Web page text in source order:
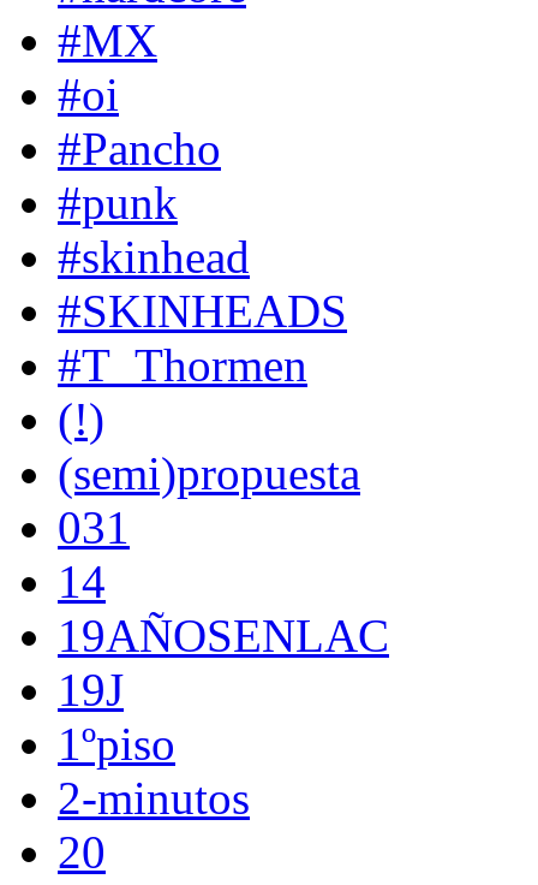
#MX
#oi
#Pancho
#punk
#skinhead
#SKINHEADS
#T_Thormen
(!)
(semi)propuesta
031
14
19AÑOSENLAC
19J
1ºpiso
2-minutos
20